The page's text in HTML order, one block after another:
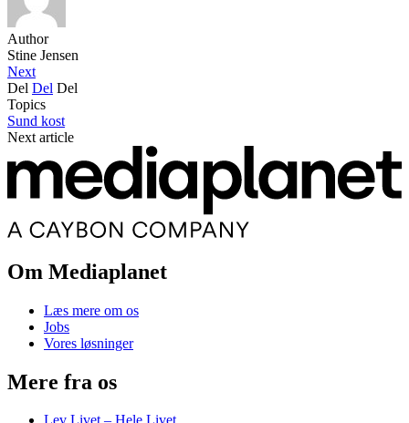
Author
Stine Jensen
Next
Del Del Del
Topics
Sund kost
Next article
Om Mediaplanet
Læs mere om os
Jobs
Vores løsninger
Mere fra os